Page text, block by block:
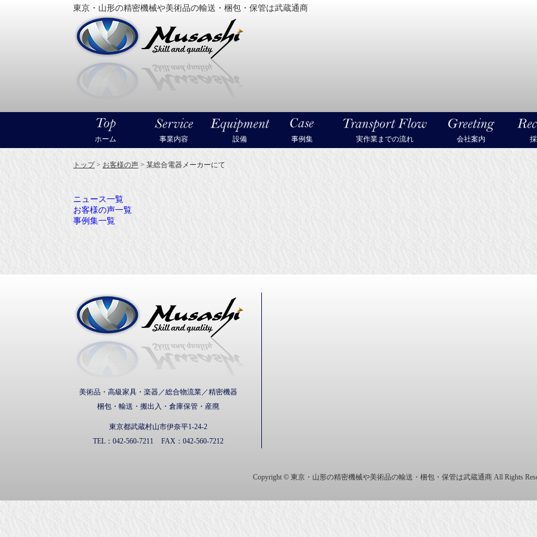
東京・山形の精密機械や美術品の輸送・梱包・保管は武蔵通商
ホーム 事業内容 設備 事例集 実作業までの流れ 会社案内
トップ> お客様の声 > 某総合電器メーカーにて
ニュース一覧
お客様の声一覧
事例集一覧
美術品・高級家具・楽器／総合物流業／精密機器
梱包・輸送・搬出入・倉庫保管・産廃
東京都武蔵村山市伊奈平1-24-2
TEL： 042-560-7211 FAX： 042-560-7212
Copyright © 東京・山形の精密機械や美術品の輸送・梱包・保管は武蔵通商 All Rights